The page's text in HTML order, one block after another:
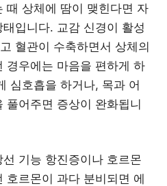
때 상체에 땀이 맺힌다면 자
입니다. 교감 신경이 활성
혈관이 수축하면서 상체의
경우에는 마음을 편하게 하
심호흡을 하거나, 목과 어
풀어주면 증상이 완화됩니
기능 항진증이나 호르몬
호르몬이 과다 분비되면 에